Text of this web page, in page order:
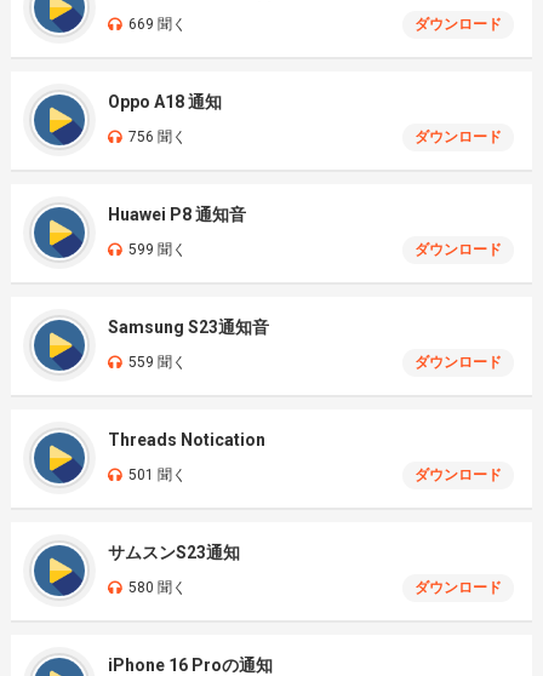
669 聞く ダウンロード
Oppo A18 通知
756 聞く ダウンロード
Huawei P8 通知音
599 聞く ダウンロード
Samsung S23通知音
559 聞く ダウンロード
Threads Notication
501 聞く ダウンロード
サムスンS23通知
580 聞く ダウンロード
iPhone 16 Proの通知